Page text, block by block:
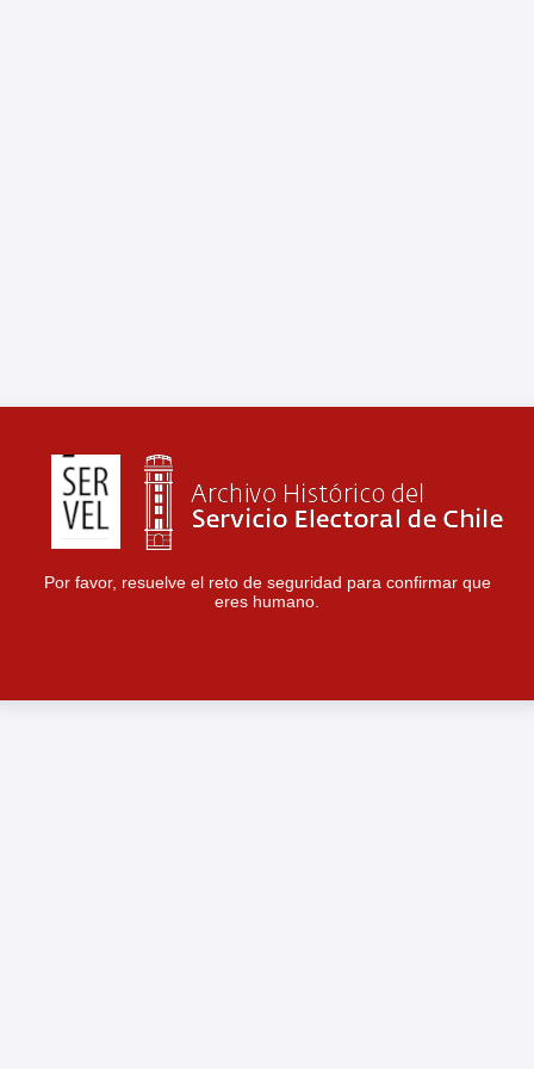
Por favor, resuelve el reto de seguridad para confirmar que
eres humano.